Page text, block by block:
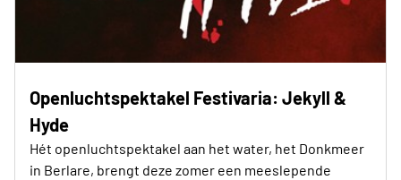
Openluchtspektakel Festivaria: Jekyll &
Hyde
Hét openluchtspektakel aan het water, het Donkmeer
in Berlare, brengt deze zomer een meeslepende